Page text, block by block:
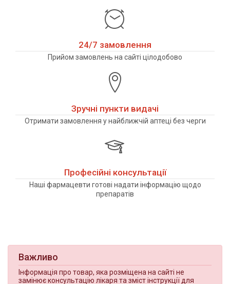
24/7 замовлення
Прийом замовлень на сайті цілодобово
Зручні пункти видачі
Отримати замовлення у найближчій аптеці без черги
Професійні консультації
Наші фармацевти готові надати інформацію щодо
препаратів
Важливо
Інформація про товар, яка розміщена на сайті не
замінює консультацію лікаря та зміст інструкції для